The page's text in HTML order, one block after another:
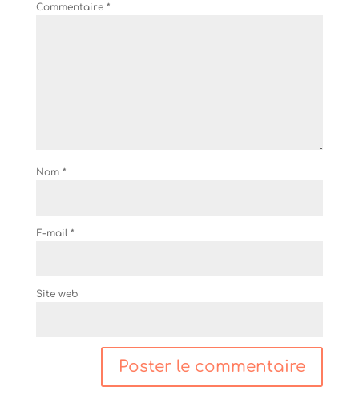
Commentaire *
Nom *
E-mail *
Site web